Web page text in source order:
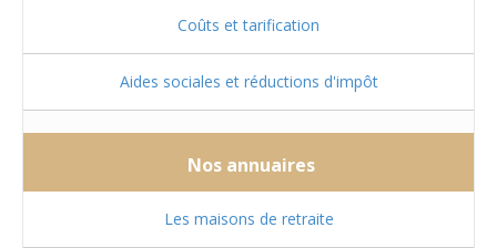
Coûts et tarification
Aides sociales et réductions d'impôt
Nos annuaires
Les maisons de retraite